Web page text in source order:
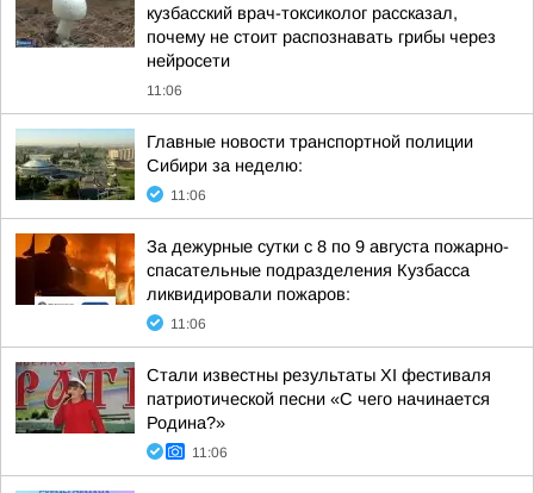
кузбасский врач-токсиколог рассказал,
почему не стоит распознавать грибы через
нейросети
11:06
Главные новости транспортной полиции
Сибири за неделю:
11:06
За дежурные сутки с 8 по 9 августа пожарно-
спасательные подразделения Кузбасса
ликвидировали пожаров:
11:06
Стали известны результаты XI фестиваля
патриотической песни «С чего начинается
Родина?»
11:06